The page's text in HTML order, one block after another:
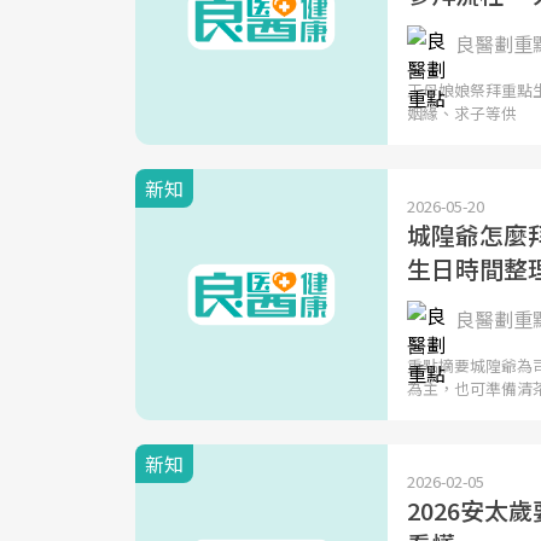
良醫劃重
王母娘娘祭拜重點
姻緣、求子等供
新知
2026-05-20
城隍爺怎麼
生日時間整
良醫劃重
重點摘要城隍爺為
為主，也可準備清
新知
2026-02-05
2026安太